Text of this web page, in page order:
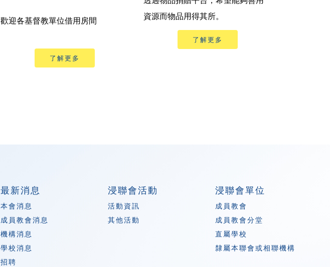
歡迎各基督教單位借用房間
了解更多
資源而物品用得其所。
了解更多
最新消息
本會消息
成員教會消息
機構消息
學校消息
招聘
浸聯會活動
活動資訊
其他活動
浸聯會單位
成員教會
成員教會分堂
直屬學校
隸屬本聯會或相聯機構